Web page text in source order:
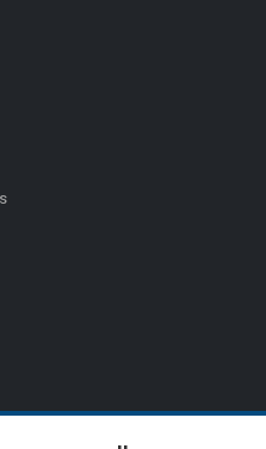
de La Vigerie